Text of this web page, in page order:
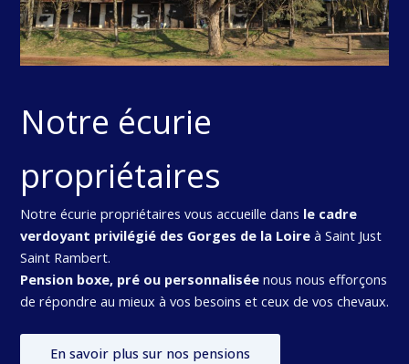
Notre écurie
propriétaires
Notre écurie propriétaires vous accueille dans le cadre
verdoyant privilégié des Gorges de la Loireà Saint Just
Saint Rambert.
Pension boxe, pré ou personnaliséenous nous efforçons
de répondre au mieux à vos besoins et ceux de vos chevaux.
En savoir plus sur nos pensions